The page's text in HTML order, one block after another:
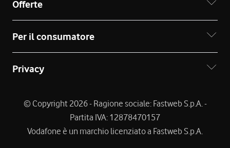
Offerte
Per il consumatore
Privacy
© Copyright 2026 - Ragione sociale: Fastweb S.p.A. -
Partita IVA: 12878470157
Vodafone è un marchio licenziato a Fastweb S.p.A.